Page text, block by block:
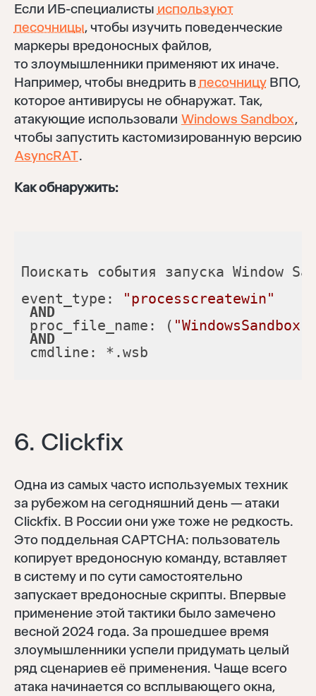
Если ИБ-специалисты используют
песочницы, чтобы изучить поведенческие
маркеры вредоносных файлов,
то злоумышленники применяют их иначе.
Например, чтобы внедрить в песочницуВПО,
которое антивирусы не обнаружат. Так,
атакующие использовали Windows Sandbox,
чтобы запустить кастомизированную версию
AsyncRAT.
Как обнаружить:
event_type:
"processcreatewin"
AND
proc_file_name: (
AND
cmdline: *.wsb
6. Clickfix
Одна из самых часто используемых техник
за рубежом на сегодняшний день — атаки
Clickfix. В России они уже тоже не редкость.
Это поддельная CAPTCHA: пользователь
копирует вредоносную команду, вставляет
в систему и по сути самостоятельно
запускает вредоносные скрипты. Впервые
применение этой тактики было замечено
весной 2024 года. За прошедшее время
злоумышленники успели придумать целый
ряд сценариев её применения. Чаще всего
атака начинается со всплывающего окна,